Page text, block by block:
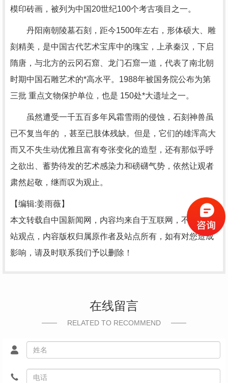
模印砖画，被列为中国20世纪100个考古项目之一。
丹阳南朝陵墓石刻，距今1500年左右，形体硕大、雕
刻精美，是中国古代艺术宝库中的瑰宝，上承秦汉，下启
隋唐，与北方的云冈石窟、龙门石窟一道，代表了南北朝
时期中国石雕艺术的*高水平。1988年被国务院公布为第
三批 重点文物保护单位，也是 150处*大遗址之一。
虽然遭受一千五百多年风霜雪雨的侵蚀，石刻神兽虽
已不复当年的 ，甚至已肢体残缺。但是，它们的雄浑高大
而又不失生动优雅且富有夸张变化的造型，还有那似乎呼
之欲出、蓄势待发的艺术感染力和磅礴气势，依然让观者
肃然起敬，继而叹为观止。
【编辑:姜雨薇】
本文转载自中国新闻网，内容均来自于互联网，不代表本
站观点，内容版权归属原作者及站点所有，如有对您造成
影响，请及时联系我们予以删除！
在线留言
RELATED TO RECOMMEND